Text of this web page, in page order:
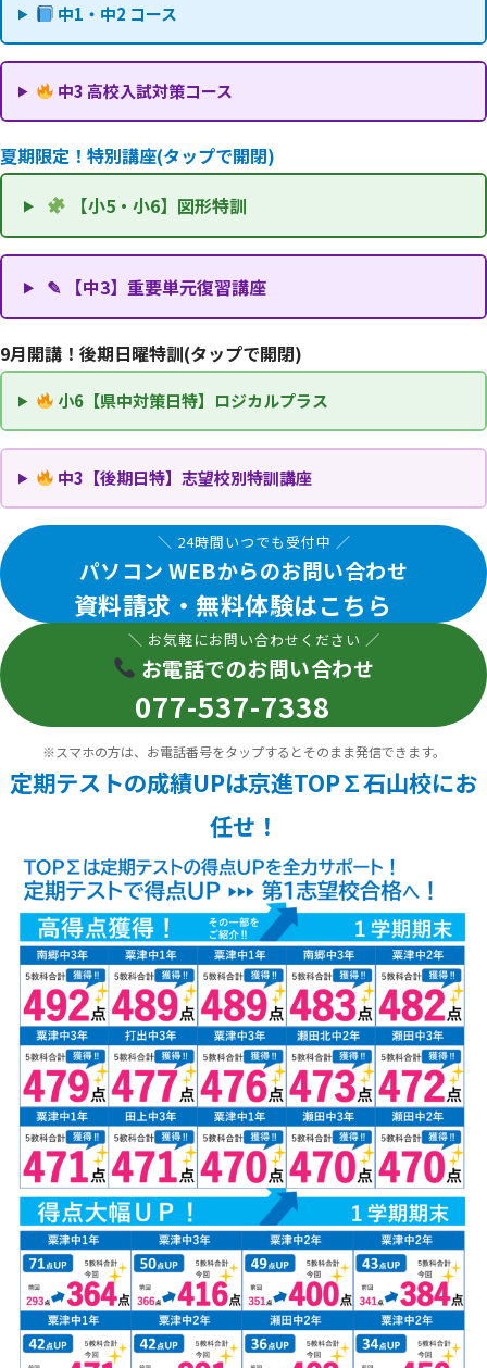
中1・中2 コース
中3 高校入試対策コース
夏期限定！特別講座(タップで開閉)
【小5・小6】図形特訓
✎ 【中3】重要単元復習講座
9月開講！後期日曜特訓(タップで開閉)
小6【県中対策日特】ロジカルプラス
中3【後期日特】志望校別特訓講座
＼ 24時間いつでも受付中 ／
パソコン WEBからのお問い合わせ
資料請求・無料体験はこちら
＼ お気軽にお問い合わせください ／
お電話でのお問い合わせ
077-537-7338
※スマホの方は、お電話番号をタップするとそのまま発信できます。
定期テストの成績UPは京進TOP∑石山校にお
任せ！